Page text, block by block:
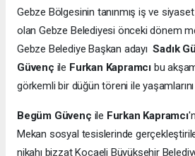
Gebze Bölgesinin tanınmış iş ve
olan Gebze Belediyesi önceki dönem
Gebze Belediye Başkan adayıSadık
Güvenç ile Furkan Kapramcı bu
görkemli bir düğün töreni ile
Begüm Güvenç ile Furkan Kapramcı
Mekan sosyal tesislerinde
nikahı bizzat Kocaeli Büyükşehir